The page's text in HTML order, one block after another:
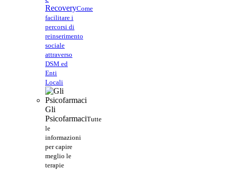
RecoveryCome
facilitare i
percorsi di
reinserimento
sociale
attraverso
DSM ed
Enti
Locali
Gli
PsicofarmaciTutte
le
informazioni
per capire
meglio le
terapie